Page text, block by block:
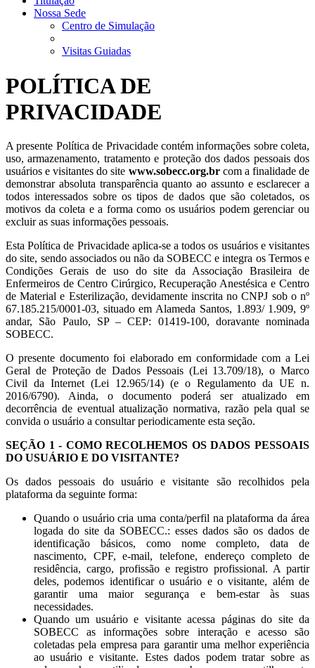
Nossa Sede
Centro de Simulação
Visitas Guiadas
POLÍTICA DE
PRIVACIDADE
A presente Política de Privacidade contém informações sobre coleta,
uso, armazenamento, tratamento e proteção dos dados pessoais dos
usuários e visitantes do site www.sobecc.org.br com a finalidade de
demonstrar absoluta transparência quanto ao assunto e esclarecer a
todos interessados sobre os tipos de dados que são coletados, os
motivos da coleta e a forma como os usuários podem gerenciar ou
excluir as suas informações pessoais.
Esta Política de Privacidade aplica-se a todos os usuários e visitantes
do site, sendo associados ou não da SOBECC e integra os Termos e
Condições Gerais de uso do site da Associação Brasileira de
Enfermeiros de Centro Cirúrgico, Recuperação Anestésica e Centro
de Material e Esterilização, devidamente inscrita no CNPJ sob o nº
67.185.215/0001-03, situado em Alameda Santos, 1.893/ 1.909, 9º
andar, São Paulo, SP – CEP: 01419-100, doravante nominada
SOBECC.
O presente documento foi elaborado em conformidade com a Lei
Geral de Proteção de Dados Pessoais (Lei 13.709/18), o Marco
Civil da Internet (Lei 12.965/14) (e o Regulamento da UE n.
2016/6790). Ainda, o documento poderá ser atualizado em
decorrência de eventual atualização normativa, razão pela qual se
convida o usuário a consultar periodicamente esta seção.
SEÇÃO 1 - COMO RECOLHEMOS OS DADOS PESSOAIS
DO USUÁRIO E DO VISITANTE?
Os dados pessoais do usuário e visitante são recolhidos pela
plataforma da seguinte forma:
Quando o usuário cria uma conta/perfil na plataforma da área
logada do site da SOBECC.: esses dados são os dados de
identificação básicos, como nome completo, data de
nascimento, CPF, e-mail, telefone, endereço completo de
residência, cargo, profissão e registro profissional. A partir
deles, podemos identificar o usuário e o visitante, além de
garantir uma maior segurança e bem-estar às suas
necessidades.
Quando um usuário e visitante acessa páginas do site da
SOBECC as informações sobre interação e acesso são
coletadas pela empresa para garantir uma melhor experiência
ao usuário e visitante. Estes dados podem tratar sobre as